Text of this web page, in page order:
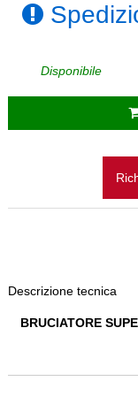
Disponibile
Descrizione tecnica
BRUCIATORE